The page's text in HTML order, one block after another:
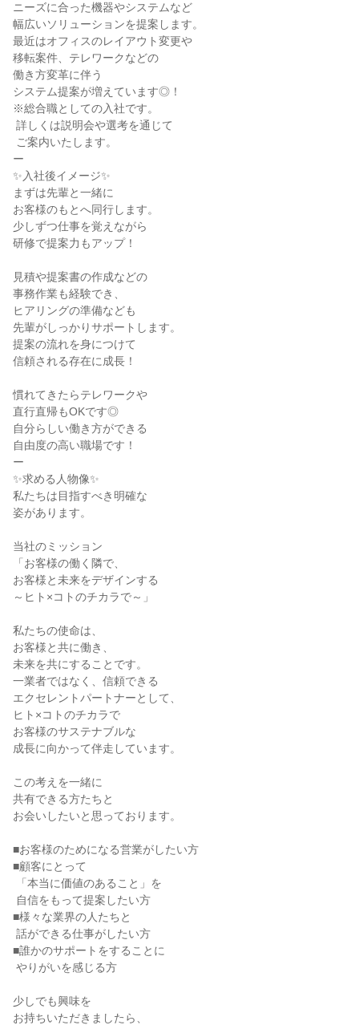
ニーズに合った機器やシステムなど
幅広いソリューションを提案します。
最近はオフィスのレイアウト変更や
移転案件、テレワークなどの
働き方変革に伴う
システム提案が増えています◎！
※総合職としての入社です。
ー
✨入社後イメージ✨
まずは先輩と一緒に
お客様のもとへ同行します。
少しずつ仕事を覚えながら
研修で提案力もアップ！
見積や提案書の作成などの
事務作業も経験でき、
ヒアリングの準備なども
先輩がしっかりサポートします。
提案の流れを身につけて
信頼される存在に成長！
慣れてきたらテレワークや
直行直帰もOKです◎
自分らしい働き方ができる
自由度の高い職場です！
ー
✨求める人物像✨
私たちは目指すべき明確な
姿があります。
当社のミッション
「お客様の働く隣で、
お客様と未来をデザインする
～ヒト×コトのチカラで～」
私たちの使命は、
お客様と共に働き、
未来を共にすることです。
一業者ではなく、信頼できる
エクセレントパートナーとして、
ヒト×コトのチカラで
お客様のサステナブルな
成長に向かって伴走しています。
この考えを一緒に
共有できる方たちと
お会いしたいと思っております。
■お客様のためになる営業がしたい方
■顧客にとって
■様々な業界の人たちと
■誰かのサポートをすることに
少しでも興味を
お持ちいただきましたら、